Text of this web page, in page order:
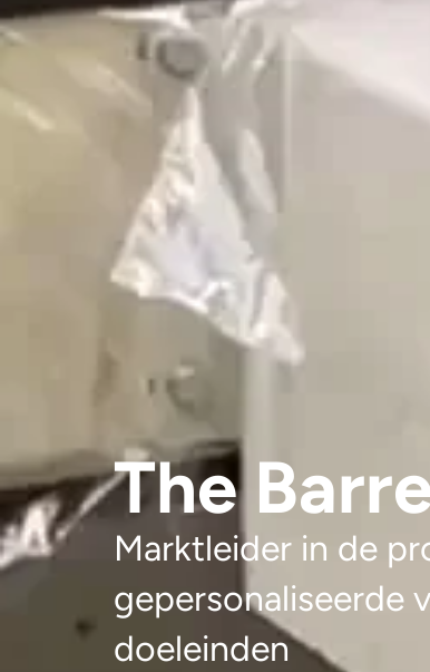
The
Marktleider in de
gepersonaliseerde
doeleinden